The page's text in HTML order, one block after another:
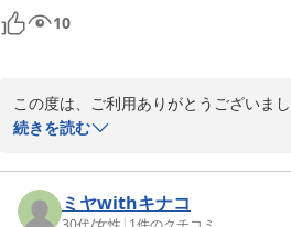
ざいました。
10
この度は、ご利用ありがとうございまし
お褒めの言葉をいただき大変うれしい
しております。
2024-01-11
続きを読む
ミヤwithキナコ